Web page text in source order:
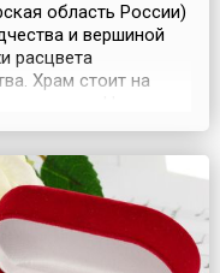
область России)
и вершиной
расцвета
Храм стоит на
гармоничный
поэмой,